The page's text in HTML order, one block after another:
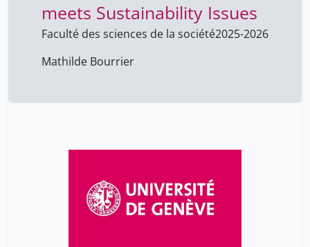
meets Sustainability Issues
Faculté des sciences de la société2025-2026
Mathilde Bourrier